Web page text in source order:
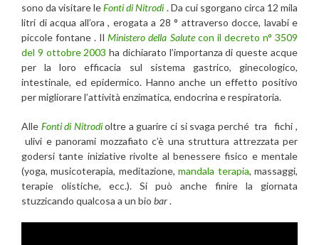
sono da visitare leFonti di Nitrodi . Da cui sgorgano circa 12 mila
litri di acqua all’ora , erogata a 28 ° attraverso docce, lavabi e
piccole fontane . IlMinistero della Salutecon il decreto n° 3509
del 9 ottobre 2003 ha dichiarato l’importanza di queste acque
per la loro efficacia sul sistema gastrico, ginecologico,
intestinale, ed epidermico. Hanno anche un effetto positivo
per migliorare l’attività enzimatica, endocrina e respiratoria.
Alle Fonti di Nitrodioltre a guarire ci si svaga perché tra fichi ,
ulivi e panorami mozzafiato c’è una struttura attrezzata per
godersi tante iniziative rivolte al benessere fisico e mentale
(yoga, musicoterapia, meditazione,mandala terapia, massaggi,
terapie olistiche, ecc.). Si può anche finire la giornata
stuzzicando qualcosa a un bio bar.